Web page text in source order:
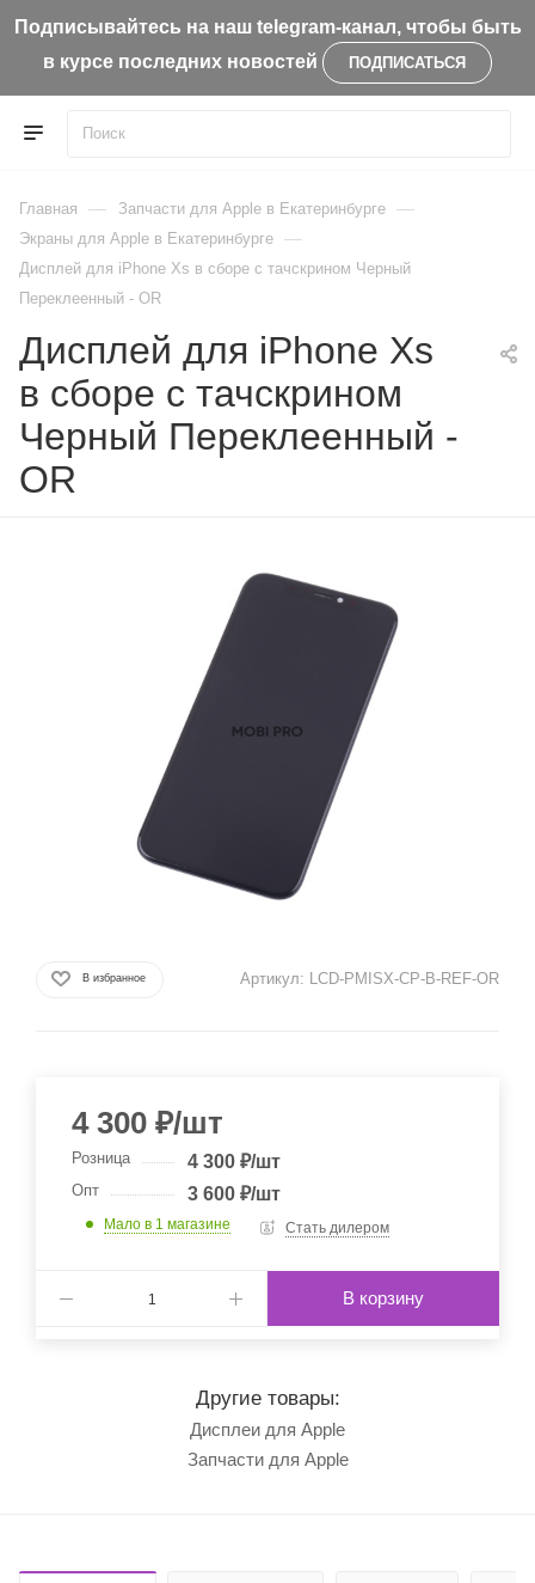
Подписывайтесь на наш telegram-канал, чтобы быть
в курсе последних новостей
ПОДПИСАТЬСЯ
Главная — Запчасти для Apple в Екатеринбурге —
Экраны для Apple в Екатеринбурге —
Дисплей для iPhone Xs в сборе с тачскрином Черный
Переклеенный - OR
Дисплей для iPhone Xs
в сборе с тачскрином
Черный Переклеенный -
OR
В избранное Артикул: LCD-PMISX-CP-B-REF-OR
4 300 ₽/шт
Розница 4 300 ₽/шт
Опт 3 600 ₽/шт
Мало в 1 магазине Стать дилером
В корзину
Другие товары:
Дисплеи для Apple
Запчасти для Apple